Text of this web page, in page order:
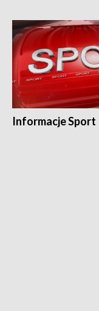
Informacje Sport